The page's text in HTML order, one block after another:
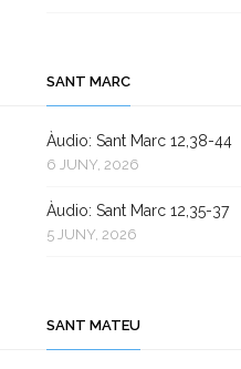
SANT MARC
Àudio: Sant Marc 12,38-44
6 JUNY, 2026
Àudio: Sant Marc 12,35-37
5 JUNY, 2026
SANT MATEU